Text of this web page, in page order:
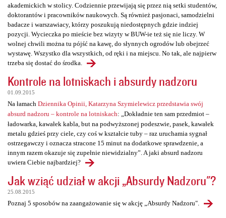
akademickich w stolicy. Codziennie przewijają się przez nią setki studentów,
doktorantów i pracowników naukowych. Są również pasjonaci, samodzielni
badacze i warszawiacy, którzy poszukują niedostępnych gdzie indziej
pozycji. Wycieczka po mieście bez wizyty w BUW-ie też się nie liczy. W
wolnej chwili można tu pójść na kawę, do słynnych ogrodów lub obejrzeć
wystawę. Wszystko dla wszystkich, od ręki i na miejscu. No tak, ale najpierw
trzeba się dostać do środka.
Kontrole na lotniskach i absurdy nadzoru
01.09.2015
Na łamach Dziennika Opinii, Katarzyna Szymielewicz przedstawia swój
absurd nadzoru – kontrole na lotniskach: „Dokładnie ten sam przedmiot –
ładowarka, kawałek kabla, but na podwyższonej podeszwie, pasek, kawałek
metalu gdzieś przy ciele, czy coś w kształcie tuby – raz uruchamia sygnał
ostrzegawczy i oznacza stracone 15 minut na dodatkowe sprawdzenie, a
innym razem okazuje się zupełnie niewidzialny”. A jaki absurd nadzoru
uwiera Ciebie najbardziej?
Jak wziąć udział w akcji „Absurdy Nadzoru"?
25.08.2015
Poznaj 5 sposobów na zaangażowanie się w akcję „Absurdy Nadzoru".